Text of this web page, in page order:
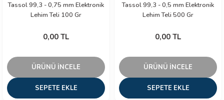
Tassol 99,3 - 0,75 mm Elektronik
Lehim Teli 100 Gr
0,00 TL
ÜRÜNÜ İNCELE
SEPETE EKLE
Tassol 99,3 - 0,5 mm Elektronik
Lehim Teli 500 Gr
0,00 TL
ÜRÜNÜ İNCELE
SEPETE EKLE